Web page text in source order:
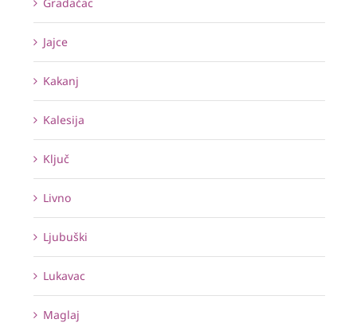
Jajce
Kakanj
Kalesija
Ključ
Livno
Ljubuški
Lukavac
Maglaj